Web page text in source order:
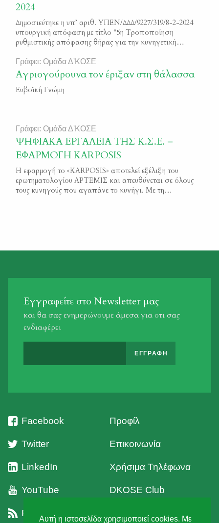
Αυτή η ιστοσελίδα χρησιμοποιεί cookies. Με
2024
Δημοσιεύτηκε η υπ’ αριθ. ΥΠΕΝ/ΔΔΔ/9227/319/8-2-2024
υπουργική απόφαση με τίτλο “5η Τροποποίηση
ρυθμιστικής απόφασης θήρας για την κυνηγετική
Γράφει: Ομάδα Δ'ΚΟΣΕ
Αγριογούρουνα τον έριξαν στη θάλασσα
Ευβοϊκή Γνώμη
Γράφει: Ομάδα Δ'ΚΟΣΕ
ΨΗΦΙΑΚΑ ΕΡΓΑΛΕΙΑ ΤΗΣ Κ.Σ.Ε. –
ΕΦΑΡΜΟΓΗ KARPOSIS
Η εφαρμογή το «KARPOSIS» αποτελεί εξέλιξη του
ερωτηματολογίου ΑΡΤΕΜΙΣ και απευθύνεται σε όλους
τους κυνηγούς που αγαπάνε το κυνήγι. Με τη
δεν μπορούμε […]
Εγγραφείτε στο Newsletter μας
και θα σας ενημερώνουμε άμεσα για οτι σας
ενδιαφέρει
Facebook
Twitter
LinkedIn
YouTube
RSS
Προφίλ
Επικοινωνία
Χρήσιμα Τηλέφωνα
DKOSE Club
Όροι Χρήσης